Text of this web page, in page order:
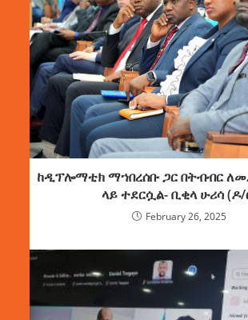
ከዲፕሎማቲክ ማኀበረሰቡ ጋር በትብብር
ላይ ተደርሷል- ቢቂላ ሁሪሳ (ዶ/
February 26, 2025